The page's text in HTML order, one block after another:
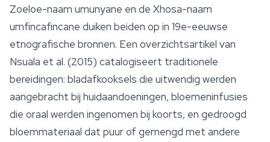
Zoeloe-naam umunyane en de Xhosa-naam
umfincafincane duiken beiden op in 19e-eeuwse
etnografische bronnen. Een overzichtsartikel van
Nsuala et al. (2015) catalogiseert traditionele
bereidingen: bladafkooksels die uitwendig werden
aangebracht bij huidaandoeningen, bloemeninfusies
die oraal werden ingenomen bij koorts, en gedroogd
bloemmateriaal dat puur of gemengd met andere